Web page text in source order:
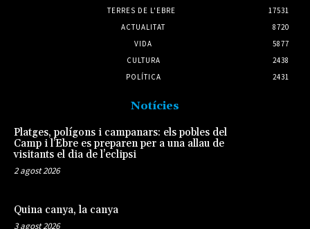
TERRES DE L'EBRE
17531
ACTUALITAT
8720
VIDA
5877
CULTURA
2438
POLÍTICA
2431
Notícies
Platges, polígons i campanars: els pobles del
Camp i l’Ebre es preparen per a una allau de
visitants el dia de l’eclipsi
2 agost 2026
Quina canya, la canya
3 agost 2026